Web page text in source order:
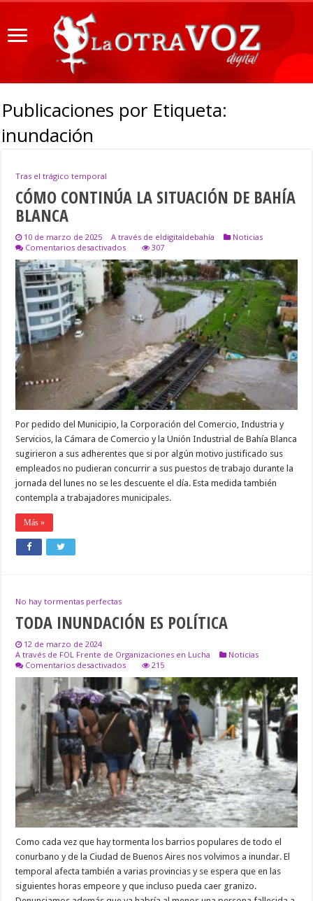
Publicaciones por Etiqueta:
inundación
Tras el trágico temporal
CÓMO CONTINÚA LA SITUACIÓN DE BAHÍA
BLANCA
10 de marzo de 2025 A través de eldigitaldebahía
Noticias
Comentarios desactivadosen
CÓMO
CONTINÚA
LA
SITUACIÓN
DE
BLANCA
307
Por pedido del Municipio, la Corporación del Comercio, Industria y
Servicios, la Cámara de Comercio y la Unión Industrial de Bahía Blanca
sugirieron a sus adherentes que si por algún motivo justificado sus
empleados no pudieran concurrir a sus puestos de trabajo durante la
jornada del lunes no se les descuente el día. Esta medida también
contempla a trabajadores municipales.
Más »
No hay tormentas perfectas
TODA INUNDACIÓN ES POLÍTICA
12 de marzo de 2024
A través de FOL Frente de Organizaciones en Lucha
Noticias
Comentarios desactivadosen
TODA
INUNDACIÓN
ES
POLÍTICA
215
Como cada vez que hay tormenta los barrios populares de todo el
conurbano y de la Ciudad de Buenos Aires nos volvimos a inundar. El
temporal afecta también a varias provincias y se espera que en las
siguientes horas empeore y que incluso pueda caer granizo.